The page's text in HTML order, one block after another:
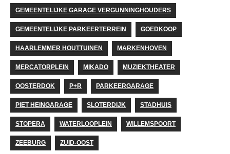
GEMEENTELIJKE GARAGE VERGUNNINGHOUDERS
GEMEENTELIJKE PARKEERTERREIN GOEDKOOP
HAARLEMMER HOUTTUINEN MARKENHOVEN
MERCATORPLEIN MIKADO MUZIEKTHEATER
OOSTERDOK P+R PARKEERGARAGE
PIET HEINGARAGE SLOTERDIJK STADHUIS
STOPERA WATERLOOPLEIN WILLEMSPOORT
ZEEBURG ZUID-OOST